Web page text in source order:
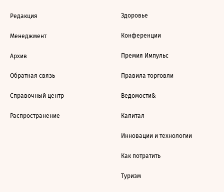
Редакция
Менеджмент
Архив
Обратная связь
Справочный центр
Распространение
Здоровье
Конференции
Премия Импульс
Правила торговли
Ведомости&
Капитал
Инновации и технологии
Как потратить
Туризм